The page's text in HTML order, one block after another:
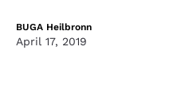
BUGA Heilbronn
April 17, 2019